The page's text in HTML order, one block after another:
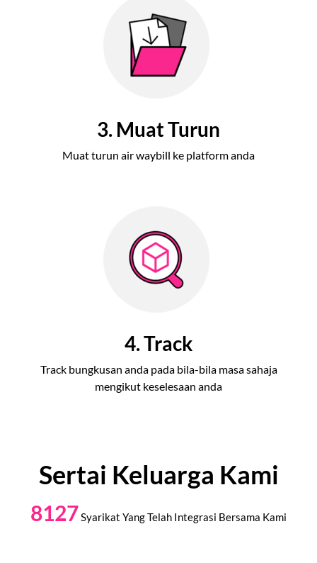
3. Muat Turun
Muat turun air waybill ke platform anda
4. Track
Track bungkusan anda pada bila-bila masa sahaja
mengikut keselesaan anda
Sertai Keluarga Kami
8127Syarikat Yang Telah Integrasi Bersama Kami